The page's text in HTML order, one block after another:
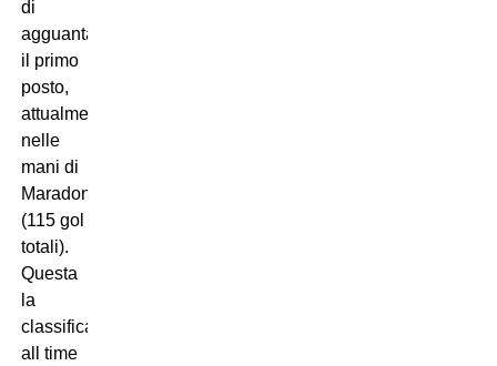
di
agguantare
il primo
posto,
attualmente
nelle
mani di
Maradona
(115 gol
totali).
Questa
la
classifica
all time